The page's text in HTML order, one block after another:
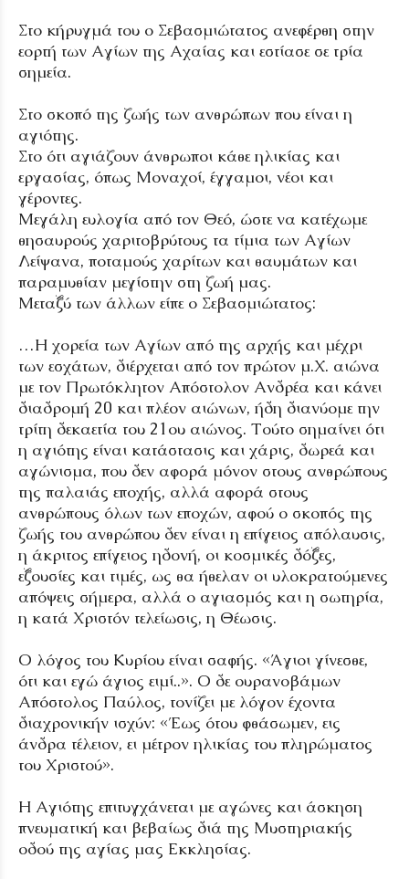
Στο κήρυγμά του ο Σεβασμιώτατος ανεφέρθη στην
εορτή των Αγίων της Αχαίας και εστίασε σε τρία
σημεία.
Στο σκοπό της ζωής των ανθρώπων που είναι η
αγιότης.
Στο ότι αγιάζουν άνθρωποι κάθε ηλικίας και
εργασίας, όπως Μοναχοί, έγγαμοι, νέοι και
γέροντες.
Μεγάλη ευλογία από τον Θεό, ώστε να κατέχωμε
θησαυρούς χαριτοβρύτους τα τίμια των Αγίων
Λείψανα, ποταμούς χαρίτων και θαυμάτων και
παραμυθίαν μεγίστην στη ζωή μας.
Μεταξύ των άλλων είπε ο Σεβασμιώτατος:
…Η χορεία των Αγίων από της αρχής και μέχρι
των εσχάτων, διέρχεται από τον πρώτον μ.Χ. αιώνα
με τον Πρωτόκλητον Απόστολον Ανδρέα και κάνει
διαδρομή 20 και πλέον αιώνων, ήδη διανύομε την
τρίτη δεκαετία του 21ου αιώνος. Τούτο σημαίνει ότι
η αγιότης είναι κατάστασις και χάρις, δωρεά και
αγώνισμα, που δεν αφορά μόνον στους ανθρώπους
της παλαιάς εποχής, αλλά αφορά στους
ανθρώπους όλων των εποχών, αφού ο σκοπός της
ζωής του ανθρώπου δεν είναι η επίγειος απόλαυσις,
η άκριτος επίγειος ηδονή, οι κοσμικές δόξες,
εξουσίες και τιμές, ως θα ήθελαν οι υλοκρατούμενες
απόψεις σήμερα, αλλά ο αγιασμός και η σωτηρία,
η κατά Χριστόν τελείωσις, η Θέωσις.
Ο λόγος του Κυρίου είναι σαφής. «Άγιοι γίνεσθε,
ότι και εγώ άγιος ειμί..». Ο δε ουρανοβάμων
Απόστολος Παύλος, τονίζει με λόγον έχοντα
διαχρονικήν ισχύν: «Έως ότου φθάσωμεν, εις
άνδρα τέλειον, ει μέτρον ηλικίας του πληρώματος
του Χριστού».
Η Αγιότης επιτυγχάνεται με αγώνες και άσκηση
πνευματική και βεβαίως διά της Μυστηριακής
οδού της αγίας μας Εκκλησίας.